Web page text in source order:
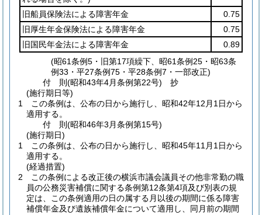
旧船員保険法による障害年金
0.75
旧厚生年金保険法による障害年金
0.75
旧国民年金法による障害年金
0.89
(昭61条例5・旧第17項繰下、昭61条例25・昭63条
例33・平27条例75・平28条例7・一部改正)
付 則(昭和43年4月条例第22号) 抄
(施行期日等)
1
この条例は、公布の日から施行し、昭和42年12月1日から
適用する。
付 則(昭和46年3月条例第15号)
(施行期日)
1
この条例は、公布の日から施行し、昭和45年11月1日から
適用する。
(経過措置)
2
この条例による改正後の横浜市議会議員その他非常勤の職
員の公務災害補償に関する条例第12条第4項及び別表の規
定は、この条例適用の日の属する月以後の期間に係る障害
補償年金及び遺族補償年金について適用し、同月前の期間